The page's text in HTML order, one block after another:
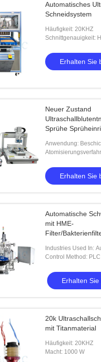
Automatisches
Schneidsystem
Häufigkeit: 20KHZ
Schnittgenauigkeit:
Erhalten Sie
Neuer Zustand
Sprühe
Farbmaschine
Anwendung:
Befeuchtung
Erhalten Sie
Automatische
mit HME-
Filter/
Industries Used In:
Electronic industry,
Office supplies,
industry, and more
Control Method: PLC
Erhalten
20k
mit Titanmaterial
Häufigkeit: 20KHZ
Macht: 1000 W